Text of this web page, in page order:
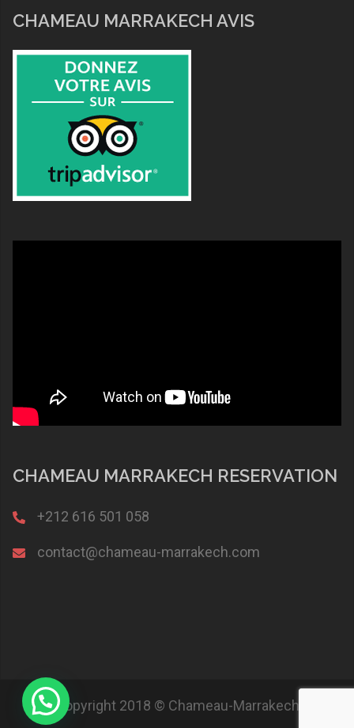
CHAMEAU MARRAKECH AVIS
CHAMEAU MARRAKECH RESERVATION
+212 616 501 058
contact@chameau-marrakech.com
Copyright 2018 © Chameau-Marrakech